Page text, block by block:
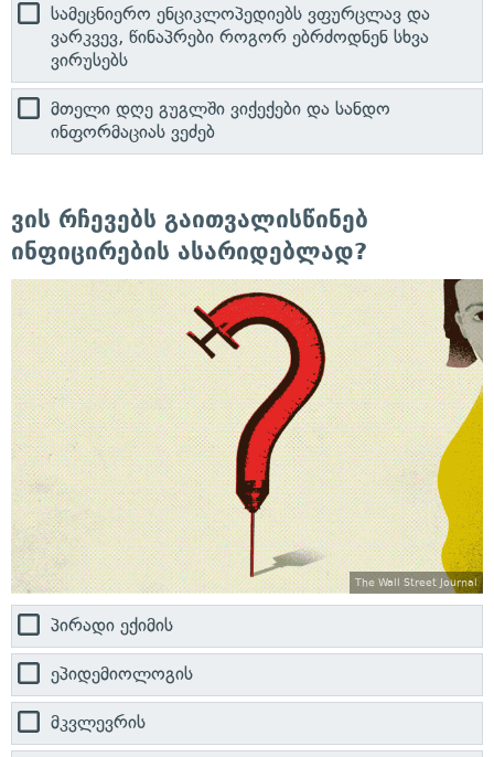
სამეცნიერო ენციკლოპედიებს ვფურცლავ და
ვარკვევ, წინაპრები როგორ ებრძოდნენ სხვა
ვირუსებს
მთელი დღე გუგლში ვიქექები და სანდო
ინფორმაციას ვეძებ
ვის რჩევებს გაითვალისწინებ
ინფიცირების ასარიდებლად?
The Wall Street Journal
პირადი ექიმის
ეპიდემიოლოგის
მკვლევრის